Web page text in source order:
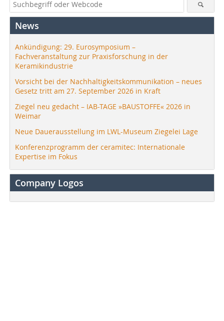
News
Ankündigung: 29. Eurosymposium –
Fachveranstaltung zur Praxisforschung in der
Keramikindustrie
Vorsicht bei der Nachhaltigkeitskommunikation – neues
Gesetz tritt am 27. September 2026 in Kraft
Ziegel neu gedacht – IAB-TAGE »BAUSTOFFE« 2026 in
Weimar
Neue Dauerausstellung im LWL-Museum Ziegelei Lage
Konferenzprogramm der ceramitec: Internationale
Expertise im Fokus
Company Logos